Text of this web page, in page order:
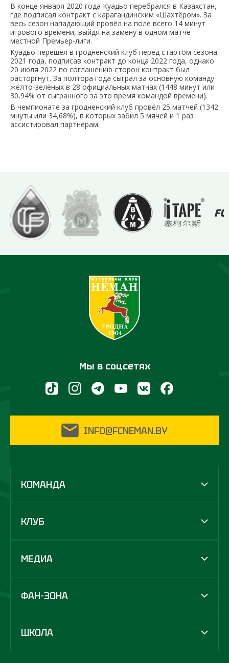
В конце января 2020 года Куадьо перебрался в Казахстан,
где подписал контракт с карагандинским «Шахтёром». За
весь сезон нападающий провёл на поле всего 14 минут
игрового времени, выйдя на замену в одном матче
местной Премьер-лиги.
Куадьо перешёл в гродненский клуб перед стартом сезона
2021 года, подписав контракт до конца 2022 года, однако
20 июля 2022 по соглашению сторон контракт был
расторгнут. За полтора года сыграл за основную команду
жёлто-зелёных в 28 официальных матчах (1448 минут или
30,94% от сыгранного за это время командой времени).
В чемпионате за гродненский клуб провёл 25 матчей (1342
мнуты или 34,68%), в которых забил 5 мячей и 1 раз
ассистировал партнёрам.
Мы в соцсетях
INFO@FCNEMAN.BY
КОМАНДА
КЛУБ
МЕДИА
ФАН-ЗОНА
ШКОЛА